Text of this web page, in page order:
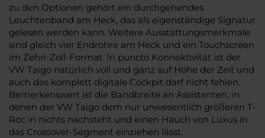
zu den Optionen gehört ein durchgehendes
Leuchtenband am Heck, das als eigenständige Signatur
gelesen werden kann. Weitere Ausstattungsmerkmale
sind gleich vier Endrohre am Heck und ein Touchscreen
im Zehn-Zoll-Format. In puncto Konnektivität ist der
VW Taigo natürlich voll und ganz auf Höhe der Zeit und
auch das komplett digitale Cockpit darf nicht fehlen.
Bemerkenswert ist die Bandbreite an Assistenten, in
denen der VW Taigo dem nur unwesentlich größeren T-
Roc in nichts nachsteht und einen Hauch von Luxus in
das Crossover-Segment einziehen lässt.